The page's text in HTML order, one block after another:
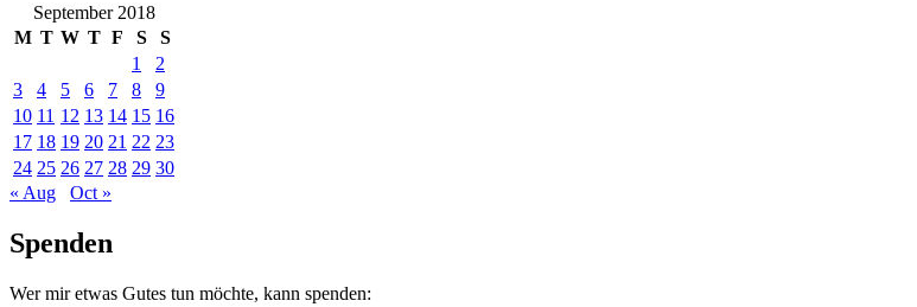
September 2018
M T W T F S
S
1
2
3
4 5 6 7 8
9
10 11 12 13 14 15 16
17 18 19 20 21 22 23
24 25 26 27 28 29 30
« Aug
Oct »
Spenden
Wer mir etwas Gutes tun möchte, kann spenden: